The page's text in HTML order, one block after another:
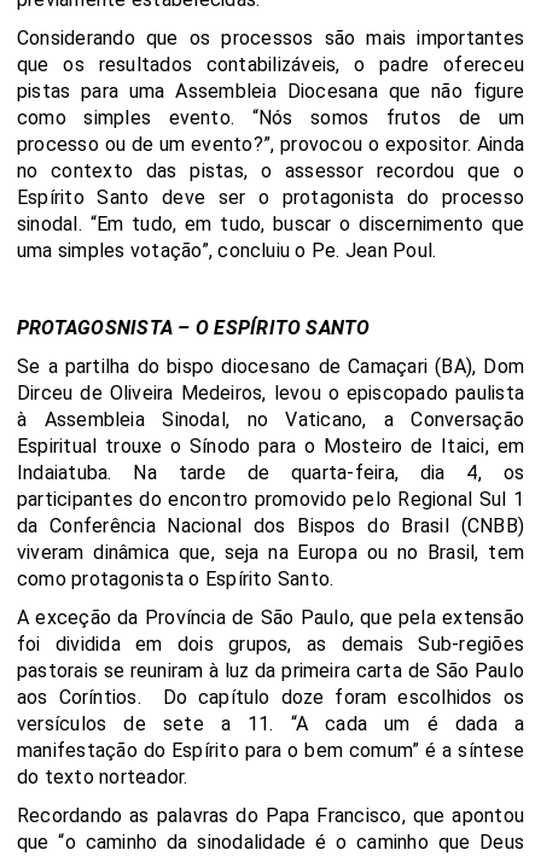
Considerando que os processos são mais importantes
que os resultados contabilizáveis, o padre ofereceu
pistas para uma Assembleia Diocesana que não figure
como simples evento. “Nós somos frutos de um
processo ou de um evento?”, provocou o expositor. Ainda
no contexto das pistas, o assessor recordou que o
Espírito Santo deve ser o protagonista do processo
sinodal. “Em tudo, em tudo, buscar o discernimento que
uma simples votação”, concluiu o Pe. Jean Poul.
PROTAGOSNISTA – O ESPÍRITO SANTO
Se a partilha do bispo diocesano de Camaçari (BA), Dom
Dirceu de Oliveira Medeiros, levou o episcopado paulista
à Assembleia Sinodal, no Vaticano, a Conversação
Espiritual trouxe o Sínodo para o Mosteiro de Itaici, em
Indaiatuba. Na tarde de quarta-feira, dia 4, os
participantes do encontro promovido pelo Regional Sul 1
da Conferência Nacional dos Bispos do Brasil (CNBB)
viveram dinâmica que, seja na Europa ou no Brasil, tem
como protagonista o Espírito Santo.
A exceção da Província de São Paulo, que pela extensão
foi dividida em dois grupos, as demais Sub-regiões
pastorais se reuniram à luz da primeira carta de São Paulo
aos Coríntios. Do capítulo doze foram escolhidos os
versículos de sete a 11. “A cada um é dada a
manifestação do Espírito para o bem comum” é a síntese
do texto norteador.
Recordando as palavras do Papa Francisco, que apontou
que “o caminho da sinodalidade é o caminho que Deus